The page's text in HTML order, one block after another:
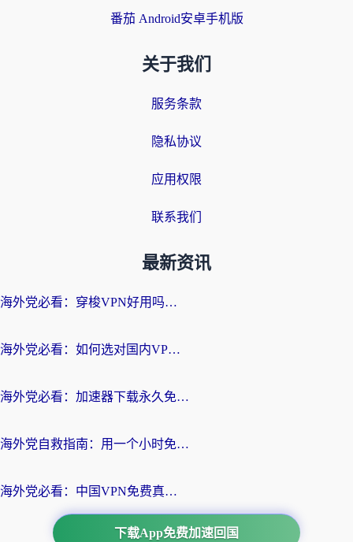
番茄 Android安卓手机版
关于我们
服务条款
隐私协议
应用权限
联系我们
最新资讯
海外党必看：穿梭VPN好用吗？和云帆VPN对比哪个回国效果更好？附真实测评+避坑指南
海外党必看：如何选对国内VPN，实现无缝访问国内资源？
海外党必看：加速器下载永久免费版真的存在吗？教你无缝访问国内资源的正确姿势
海外党自救指南：用一个小时免费加速器，轻松打破国内资源访问壁垒？
海外党必看：中国VPN免费真的靠谱吗？手把手教你选对回国加速器
下载App免费加速回国